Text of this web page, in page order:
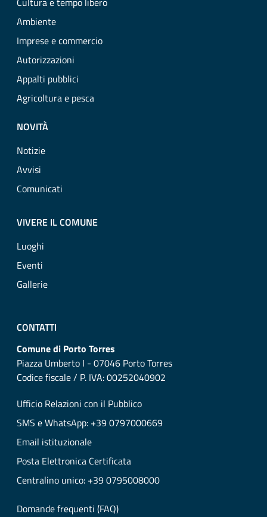
Ambiente
Imprese e commercio
Autorizzazioni
Appalti pubblici
Agricoltura e pesca
NOVITÀ
Notizie
Avvisi
Comunicati
VIVERE IL COMUNE
Luoghi
Eventi
Gallerie
CONTATTI
Comune di Porto Torres
Piazza Umberto I - 07046 Porto Torres
Codice fiscale / P. IVA: 00252040902
Ufficio Relazioni con il Pubblico
SMS e WhatsApp: +39 0797000669
Email istituzionale
Posta Elettronica Certificata
Centralino unico: +39 0795008000
Domande frequenti (FAQ)